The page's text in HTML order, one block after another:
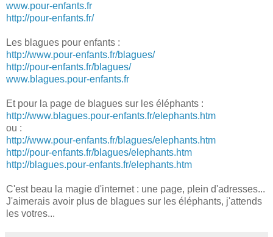
www.pour-enfants.fr
http://pour-enfants.fr/
Les blagues pour enfants :
http://www.pour-enfants.fr/blagues/
http://pour-enfants.fr/blagues/
www.blagues.pour-enfants.fr
Et pour la page de blagues sur les éléphants :
http://www.blagues.pour-enfants.fr/elephants.htm
ou :
http://www.pour-enfants.fr/blagues/elephants.htm
http://pour-enfants.fr/blagues/elephants.htm
http://blagues.pour-enfants.fr/elephants.htm
C'est beau la magie d'internet : une page, plein d'adresses...
J'aimerais avoir plus de blagues sur les éléphants, j'attends
les votres...